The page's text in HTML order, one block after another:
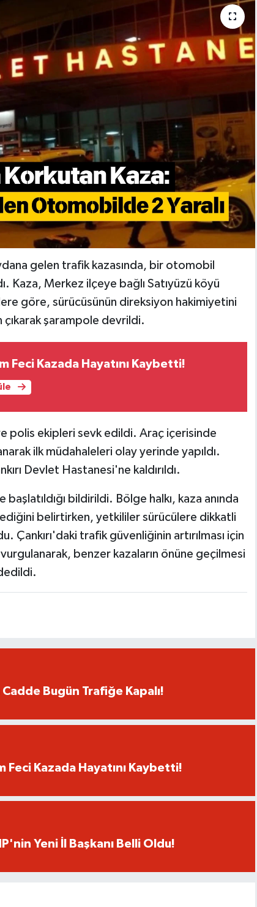
gelen trafik kazasında, bir otomobil
Kaza, Merkez ilçeye bağlı Satıyüzü köyü
göre, sürücüsünün direksiyon hakimiyetini
şarampole devrildi.
Feci Kazada Hayatını Kaybetti!
polis ekipleri sevk edildi. Araç içerisinde
ilk müdahaleleri olay yerinde yapıldı.
Devlet Hastanesi'ne kaldırıldı.
bildirildi. Bölge halkı, kaza anında
belirtirken, yetkililer sürücülere dikkatli
Çankırı'daki trafik güvenliğinin artırılması için
benzer kazaların önüne geçilmesi
Cadde Bugün Trafiğe Kapalı!
Feci Kazada Hayatını Kaybetti!
Yeni İl Başkanı Belli Oldu!